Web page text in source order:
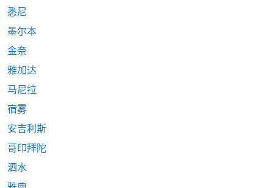
悉尼
墨尔本
金奈
雅加达
马尼拉
宿雾
安吉利斯
哥印拜陀
泗水